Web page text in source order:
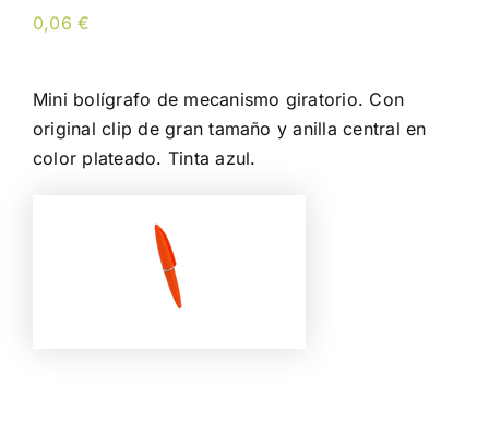
0,06€
Mini bolígrafo de mecanismo giratorio. Con
original clip de gran tamaño y anilla central en
color plateado. Tinta azul.